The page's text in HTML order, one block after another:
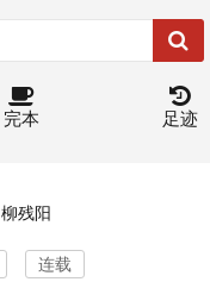
完本 足迹
柳残阳
连载